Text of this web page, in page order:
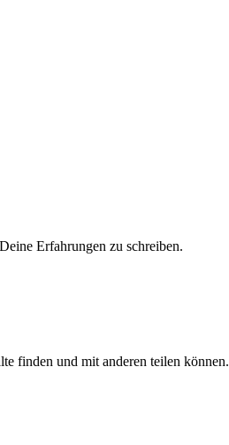
Erfahrungen zu schreiben.
finden und mit anderen teilen können.